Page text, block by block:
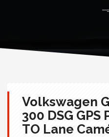
Volkswagen
300 DSG GPS
TO Lane